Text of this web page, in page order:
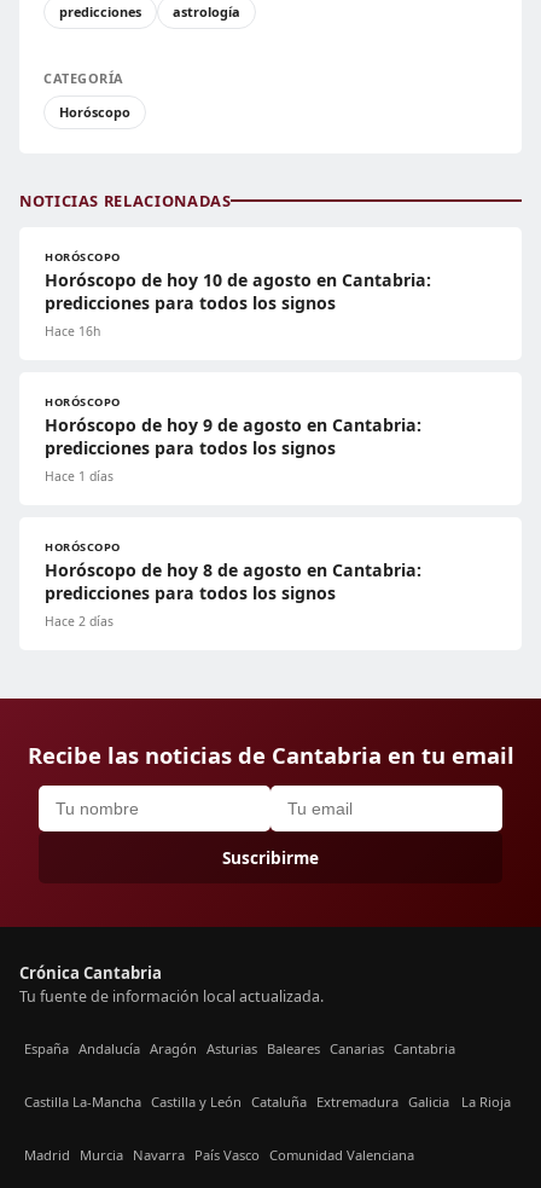
predicciones
astrología
CATEGORÍA
Horóscopo
NOTICIAS RELACIONADAS
HORÓSCOPO
Horóscopo de hoy 10 de agosto en Cantabria:
predicciones para todos los signos
Hace 16h
HORÓSCOPO
Horóscopo de hoy 9 de agosto en Cantabria:
predicciones para todos los signos
Hace 1 días
HORÓSCOPO
Horóscopo de hoy 8 de agosto en Cantabria:
predicciones para todos los signos
Hace 2 días
Recibe las noticias de Cantabria en tu email
Suscribirme
Crónica Cantabria
Tu fuente de información local actualizada.
España Andalucía Aragón Asturias Baleares Canarias Cantabria
Castilla La-Mancha Castilla y León Cataluña Extremadura Galicia La Rioja
Madrid Murcia Navarra País Vasco Comunidad Valenciana